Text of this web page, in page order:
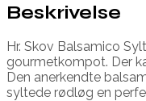
Beskrivelse
Hr. Skov Balsamico
gourmetkompot. Der
Den anerkendte
syltede rødløg en